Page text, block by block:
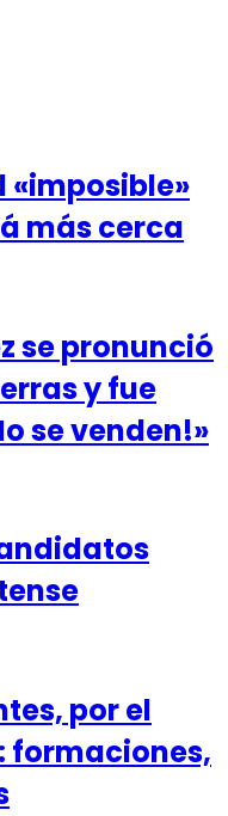
«imposible»
más cerca
se pronunció
y fue
se venden!»
por el
formaciones,